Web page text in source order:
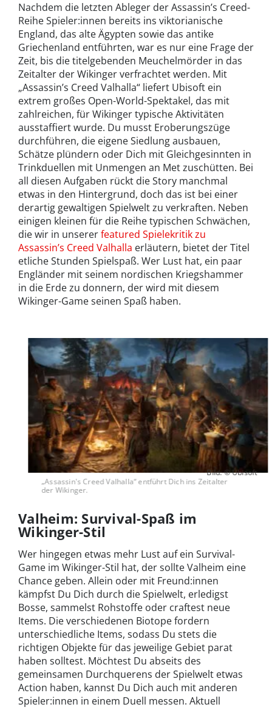
Nachdem die letzten Ableger der Assassin’s Creed-
Reihe Spieler:innen bereits ins viktorianische
England, das alte Ägypten sowie das antike
Griechenland entführten, war es nur eine Frage der
Zeit, bis die titelgebenden Meuchelmörder in das
Zeitalter der Wikinger verfrachtet werden. Mit
„Assassin’s Creed Valhalla“ liefert Ubisoft ein
extrem großes Open-World-Spektakel, das mit
zahlreichen, für Wikinger typische Aktivitäten
ausstaffiert wurde. Du musst Eroberungszüge
durchführen, die eigene Siedlung ausbauen,
Schätze plündern oder Dich mit Gleichgesinnten in
Trinkduellen mit Unmengen an Met zuschütten. Bei
all diesen Aufgaben rückt die Story manchmal
etwas in den Hintergrund, doch das ist bei einer
derartig gewaltigen Spielwelt zu verkraften. Neben
einigen kleinen für die Reihe typischen Schwächen,
die wir in unsererfeatured Spielekritik zu
Assassin’s Creed Valhalla erläutern, bietet der Titel
etliche Stunden Spielspaß. Wer Lust hat, ein paar
Engländer mit seinem nordischen Kriegshammer
in die Erde zu donnern, der wird mit diesem
Wikinger-Game seinen Spaß haben.
„Assassin's Creed Valhalla“ entführt Dich ins Zeitalter
der Wikinger.
Bild: © Ubisoft
Valheim: Survival-Spaß im
Wikinger-Stil
Wer hingegen etwas mehr Lust auf ein Survival-
Game im Wikinger-Stil hat, der sollte Valheim eine
Chance geben. Allein oder mit Freund:innen
kämpfst Du Dich durch die Spielwelt, erledigst
Bosse, sammelst Rohstoffe oder craftest neue
Items. Die verschiedenen Biotope fordern
unterschiedliche Items, sodass Du stets die
richtigen Objekte für das jeweilige Gebiet parat
haben solltest. Möchtest Du abseits des
gemeinsamen Durchquerens der Spielwelt etwas
Action haben, kannst Du Dich auch mit anderen
Spieler:innen in einem Duell messen. Aktuell